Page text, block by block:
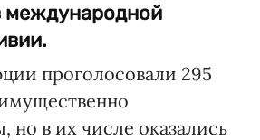
международной
проголосовали 295
но в их числе оказались